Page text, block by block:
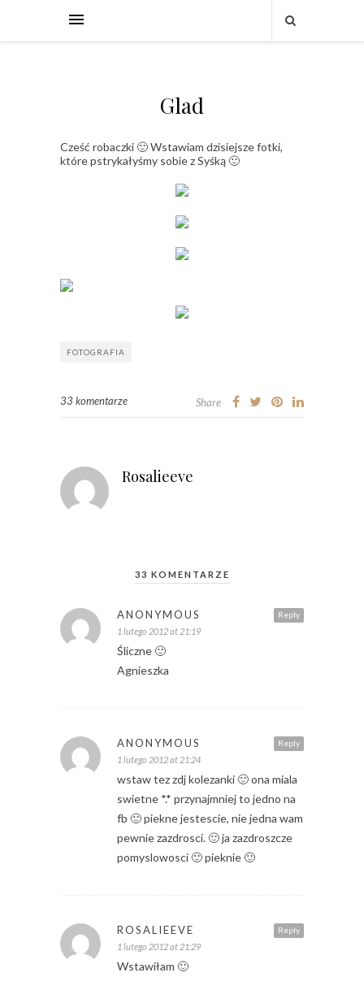
Glad
Cześć robaczki 🙂 Wstawiam dzisiejsze fotki,
które pstrykałyśmy sobie z Syśką 🙂
FOTOGRAFIA
33 komentarze Share
Rosalieeve
33 KOMENTARZE
Reply
ANONYMOUS
1 lutego 2012 at 21:19
Śliczne 🙂
Agnieszka
Reply
ANONYMOUS
1 lutego 2012 at 21:24
wstaw tez zdj kolezanki 🙂 ona miala
swietne *.* przynajmniej to jedno na
fb 🙂 piekne jestescie, nie jedna wam
pewnie zazdrosci. 🙂 ja zazdroszcze
pomyslowosci 🙂 pieknie 🙂
Reply
ROSALIEEVE
1 lutego 2012 at 21:29
Wstawiłam 🙂